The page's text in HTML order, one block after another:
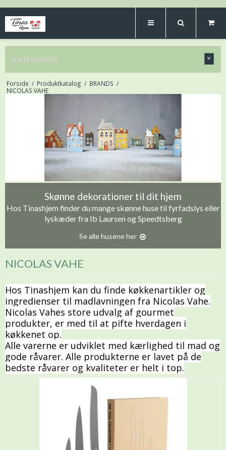
KATEGORIER
Forside / Produktkatalog / BRANDS /
NICOLAS VAHE
Skønne dekorationer til dit hjem
Hos Tinashjem finder du mange skønne huse til fyrfadslys eller
lyskæder fra Ib Laursen og Speedtsberg
Se alle husene her
NICOLAS VAHE
Hos Tinashjem kan du finde køkkenartikler og
ingredienser til madlavningen fra Nicolas Vahe.
Nicolas Vahes store udvalg af gourmet
produkter, er med til at pifte hverdagen i
køkkenet op.
Alle varerne er udviklet med kærlighed til mad og
gode råvarer. Alle produkterne er lavet på de
bedste råvarer og kvaliteter er helt i top.